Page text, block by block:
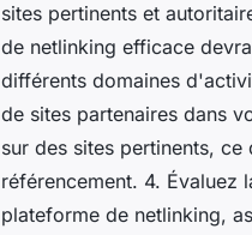
sites pertinents et
de netlinking efficace
différents domaines
de sites partenaires dans
sur des sites pertinents,
référencement. 4. Évaluez
plateforme de netlinking,